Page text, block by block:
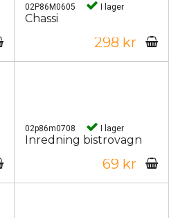
02P86M0605 I lager
Chassi
298 kr
02p86m0708 I lager
Inredning bistrovagn
69 kr